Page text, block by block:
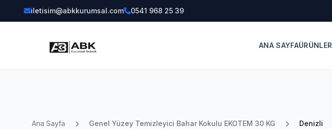
iletisim@abkkurumsal.com 0541 968 25 39
ANA SAYFAÜRÜNLER
Ana Sayfa Genel Yüzey Temizleyici Bahar Kokulu EKOTEM 30 KG Denizli